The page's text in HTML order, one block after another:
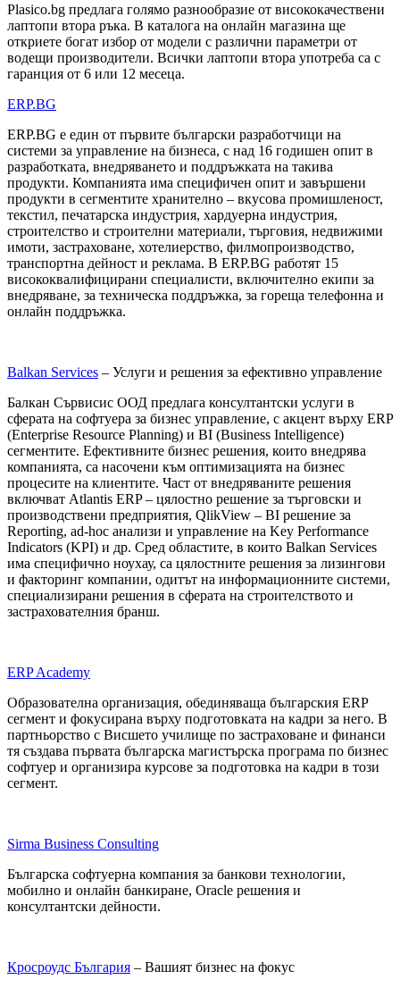
Plasico.bg предлага голямо разнообразие от висококачествени
лаптопи втора ръка. В каталога на онлайн магазина ще
откриете богат избор от модели с различни параметри от
водещи производители. Всички лаптопи втора употреба са с
гаранция от 6 или 12 месеца.
ERP.BG
ERP.BG е един от първите български разработчици на
системи за управление на бизнеса, с над 16 годишен опит в
разработката, внедряването и поддръжката на такива
продукти. Компанията има специфичен опит и завършени
продукти в сегментите хранително – вкусова промишленост,
текстил, печатарска индустрия, хардуерна индустрия,
строителство и строителни материали, търговия, недвижими
имоти, застраховане, хотелиерство, филмопроизводство,
транспортна дейност и реклама. В ERP.BG работят 15
висококвалифицирани специалисти, включително екипи за
внедряване, за техническа поддръжка, за гореща телефонна и
онлайн поддръжка.
Balkan Services – Услуги и решения за ефективно управление
Балкан Сървисис ООД предлага консултантски услуги в
сферата на софтуера за бизнес управление, с акцент върху ERP
(Enterprise Resource Planning) и BI (Business Intelligence)
сегментите. Ефективните бизнес решения, които внедрява
компанията, са насочени към оптимизацията на бизнес
процесите на клиентите. Част от внедряваните решения
включват Atlantis ERP – цялостно решение за търговски и
производствени предприятия, QlikView – BI решение за
Reporting, ad-hoc анализи и управление на Key Performance
Indicators (KPI) и др. Сред областите, в които Balkan Services
има специфично ноухау, са цялостните решения за лизингови
и факторинг компании, одитът на информационните системи,
специализирани решения в сферата на строителството и
застрахователния бранш.
ERP Academy
Образователна организация, обединяваща българския ERP
сегмент и фокусирана върху подготовката на кадри за него. В
партньорство с Висшето училище по застраховане и финанси
тя създава първата българска магистърска програма по бизнес
софтуер и организира курсове за подготовка на кадри в този
сегмент.
Sirma Business Consulting
Българска софтуерна компания за банкови технологии,
мобилно и онлайн банкиране, Oracle решения и
консултантски дейности.
Кросроудс България – Вашият бизнес на фокус